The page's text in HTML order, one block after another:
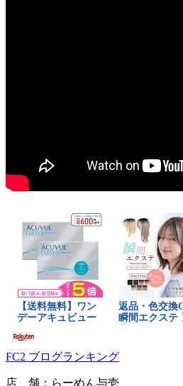
FC2 ブログランキング
店 舗：らーめん与壱